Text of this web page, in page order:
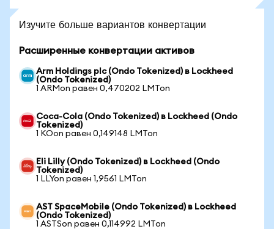
Изучите больше вариантов конвертации
Расширенные конвертации активов
Arm Holdings plc (Ondo Tokenized) в Lockheed
(Ondo Tokenized)
1 ARMon равен 0,470202 LMTon
Coca-Cola (Ondo Tokenized) в Lockheed (Ondo
Tokenized)
1 KOon равен 0,149148 LMTon
Eli Lilly (Ondo Tokenized) в Lockheed (Ondo
Tokenized)
1 LLYon равен 1,9561 LMTon
AST SpaceMobile (Ondo Tokenized) в Lockheed
(Ondo Tokenized)
1 ASTSon равен 0,114992 LMTon